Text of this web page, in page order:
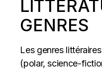
GENRES
Les genres
(polar, science-